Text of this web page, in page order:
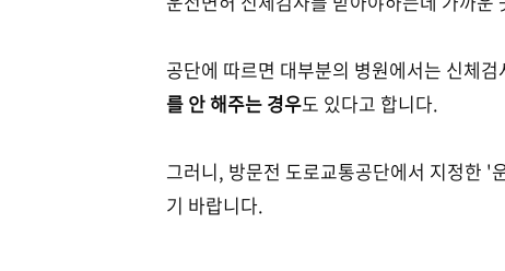
공단에 따르면 대부분의 병원에서는 신체
를 안 해주는 경우도 있다고 합니다.
그러니, 방문전 도로교통공단에서 지정한 '
기 바랍니다.